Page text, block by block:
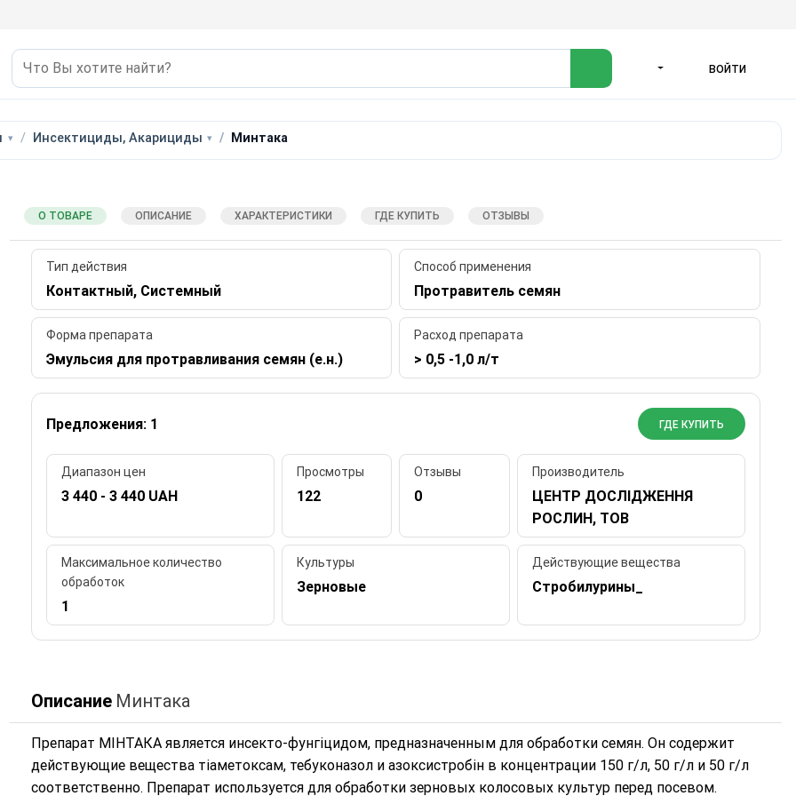
ВОЙТИ
Инсектициды, Акарициды Минтака
О ТОВАРЕ ОПИСАНИЕ ХАРАКТЕРИСТИКИ ГДЕ КУПИТЬ ОТЗЫВЫ
Тип действия
Контактный, Системный
Способ применения
Протравитель семян
Форма препарата
Эмульсия для протравливания семян (е.н.)
Расход препарата
> 0,5 -1,0 л/т
Предложения: 1 ГДЕ КУПИТЬ
Диапазон цен
3 440 - 3 440 UAH
Просмотры
122
Отзывы
0
Производитель
ЦЕНТР ДОСЛІДЖЕННЯ
РОСЛИН, ТОВ
Максимальное количество
обработок
1
Культуры
Зерновые
Действующие вещества
Стробилурины_
Описание Минтака
Препарат МІНТАКА является инсекто-фунгіцидом, предназначенным для обработки семян. Он содержит
действующие вещества тіаметоксам, тебуконазол и азоксистробін в концентрации 150 г/л, 50 г/л и 50 г/л
соответственно. Препарат используется для обработки зерновых колосовых культур перед посевом.